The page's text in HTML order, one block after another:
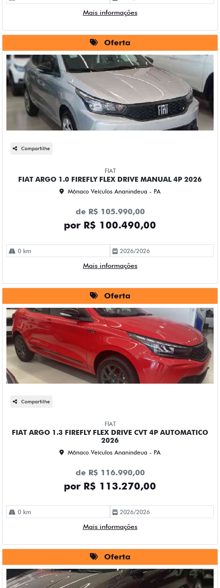
Mais informações
Oferta
Compartilhe
FIAT
FIAT ARGO 1.0 FIREFLY FLEX DRIVE MANUAL 4P 2026
Mônaco Veículos Ananindeua - PA
de R$ 105.990,00
por R$ 100.490,00
0 km 2026/2026
Mais informações
Oferta
Compartilhe
FIAT
FIAT ARGO 1.3 FIREFLY FLEX DRIVE CVT 4P AUTOMATICO
2026
Mônaco Veículos Ananindeua - PA
de R$ 116.990,00
por R$ 113.270,00
0 km 2026/2026
Mais informações
Oferta